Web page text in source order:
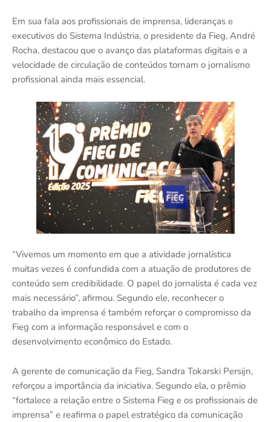
Em sua fala aos profissionais de imprensa, lideranças e
executivos do Sistema Indústria, o presidente da Fieg, André
Rocha, destacou que o avanço das plataformas digitais e a
velocidade de circulação de conteúdos tornam o jornalismo
profissional ainda mais essencial.
“Vivemos um momento em que a atividade jornalística
muitas vezes é confundida com a atuação de produtores de
conteúdo sem credibilidade. O papel do jornalista é cada vez
mais necessário”, afirmou. Segundo ele, reconhecer o
trabalho da imprensa é também reforçar o compromisso da
Fieg com a informação responsável e com o
desenvolvimento econômico do Estado.
A gerente de comunicação da Fieg, Sandra Tokarski Persijn,
reforçou a importância da iniciativa. Segundo ela, o prêmio
“fortalece a relação entre o Sistema Fieg e os profissionais de
imprensa” e reafirma o papel estratégico da comunicação